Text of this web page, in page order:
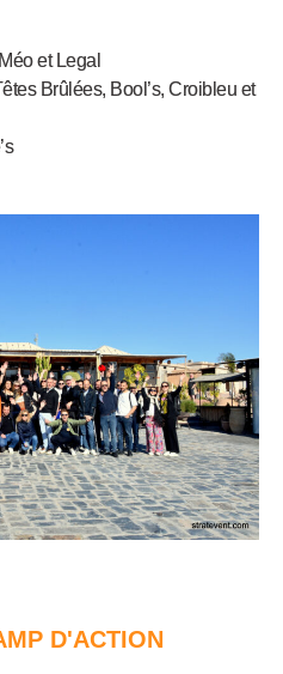
et Legal
Brûlées, Bool’s, Croibleu et
D'ACTION